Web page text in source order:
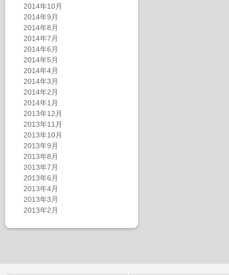
2014年10月
2014年9月
2014年8月
2014年7月
2014年6月
2014年5月
2014年4月
2014年3月
2014年2月
2014年1月
2013年12月
2013年11月
2013年10月
2013年9月
2013年8月
2013年7月
2013年6月
2013年4月
2013年3月
2013年2月